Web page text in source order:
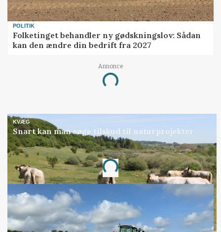
POLITIK
Folketinget behandler ny gødskningslov: Sådan
kan den ændre din bedrift fra 2027
Annonce
Loading...
KVÆG
Snart kan man søge tilskud til naturprojekter
Annonce
Loading...